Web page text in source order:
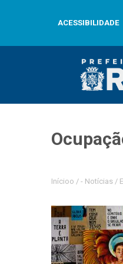
ACESSIBILIDADE
Inícioo / - Notícias /